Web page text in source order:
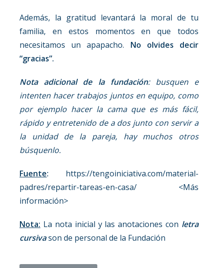
Además, la gratitud levantará la moral de tu
familia, en estos momentos en que todos
necesitamos un apapacho. No olvides decir
“gracias”.
Nota adicional de la fundación: busquen e
intenten hacer trabajos juntos en equipo, como
por ejemplo hacer la cama que es más fácil,
rápido y entretenido de a dos junto con servir a
la unidad de la pareja, hay muchos otros
búsquenlo.
Fuente:
https://tengoiniciativa.com/material-
padres/repartir-tareas-en-casa/ <Más
información>
Nota: La nota inicial y las anotaciones con letra
cursivason de personal de la Fundación